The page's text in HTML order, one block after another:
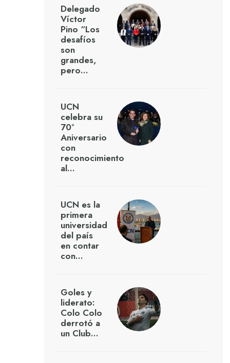
Delegado
Víctor
Pino “Los
desafíos
son
grandes,
pero…
UCN
celebra su
70°
Aniversario
con
reconocimiento
al…
UCN es la
primera
universidad
del país
en contar
con…
Goles y
liderato:
Colo Colo
derrotó a
un Club…